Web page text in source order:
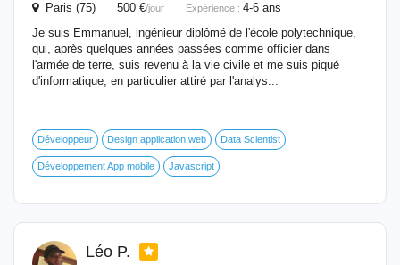
Paris (75) 500 €/jour Expérience : 4-6 ans
Je suis Emmanuel, ingénieur diplômé de l'école polytechnique,
qui, après quelques années passées comme officier dans
l'armée de terre, suis revenu à la vie civile et me suis piqué
d'informatique, en particulier attiré par l'analys...
Développeur Design application web Data Scientist
Développement App mobile Javascript
Léo P.